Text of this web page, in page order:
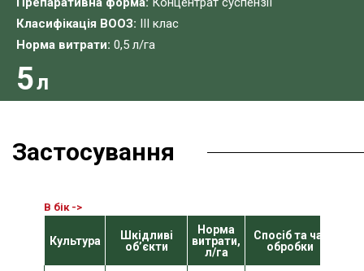
Класифікація ВООЗ: ІІІ клас
Норма витрати: 0,5 л/га
5л
Застосування
Культура
Шкідливі
об’єкти
Норма
витрати,
л/га
Спосіб та час
обробки